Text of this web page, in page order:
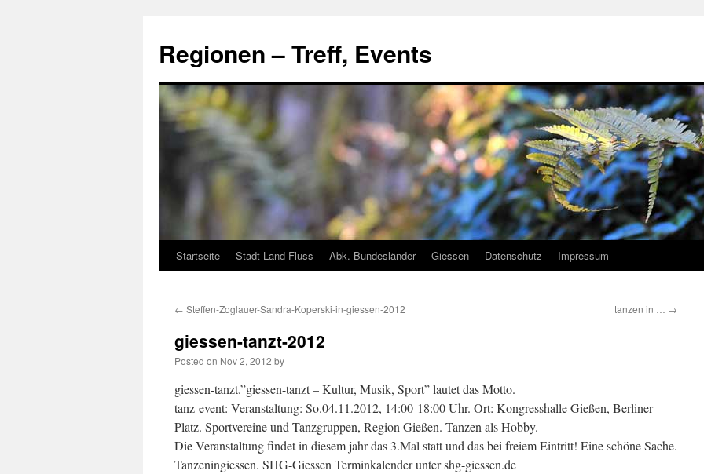
content
Regionen – Treff, Events
Startseite Stadt-Land-Fluss Abk.-Bundesländer Giessen Datenschutz Impressum
← Steffen-Zoglauer-Sandra-Koperski-in-giessen-2012 tanzen in … →
giessen-tanzt-2012
Posted on Nov 2, 2012 by
giessen-tanzt.”giessen-tanzt – Kultur, Musik, Sport” lautet das Motto.
tanz-event: Veranstaltung: So.04.11.2012, 14:00-18:00 Uhr. Ort: Kongresshalle Gießen, Berliner
Platz. Sportvereine und Tanzgruppen, Region Gießen. Tanzen als Hobby.
Die Veranstaltung findet in diesem jahr das 3.Mal statt und das bei freiem Eintritt! Eine schöne Sache.
Tanzeningiessen. SHG-Giessen Terminkalender unter shg-giessen.de